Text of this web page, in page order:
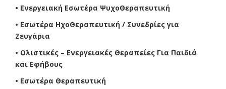
• Ενεργειακή Εσωτέρα ΨυχοΘεραπευτική
• Εσωτέρα ΗχοΘεραπευτική / Συνεδρίες για
Ζευγάρια
• Ολιστικές – Ενεργειακές Θεραπείες Για Παιδιά
και Εφήβους
• Εσωτέρα Θεραπευτική